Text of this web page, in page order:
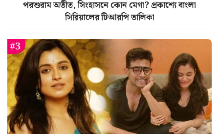
পরশুরাম অতীত, সিংহাসনে কোন মেগা? প্রকাশ্যে বাংলা
সিরিয়ালের টিআরপি তালিকা